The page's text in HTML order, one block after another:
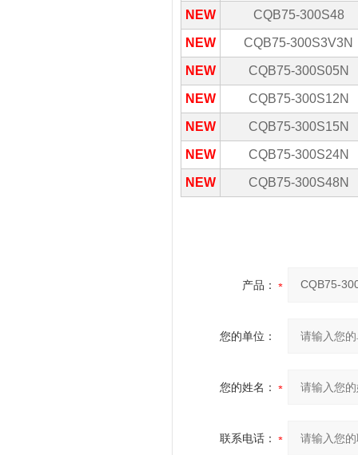
NEW CQB75-300S48
NEW CQB75-300S3V3N
NEW CQB75-300S05N
NEW CQB75-300S12N
NEW CQB75-300S15N
NEW CQB75-300S24N
NEW CQB75-300S48N
产品：
您的单位：
您的姓名：
联系电话：